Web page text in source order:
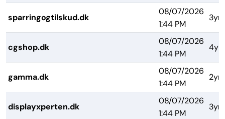
sparringogtilskud.dk
08/07/2026
1:44 PM
3yrs
cgshop.dk
08/07/2026
1:44 PM
4yrs
gamma.dk
08/07/2026
1:44 PM
2yrs
displayxperten.dk
08/07/2026
1:44 PM
3yrs